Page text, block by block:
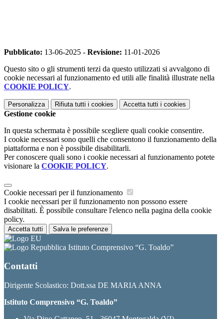
Pubblicato: 13-06-2025 - Revisione: 11-01-2026
Questo sito o gli strumenti terzi da questo utilizzati si avvalgono di
cookie necessari al funzionamento ed utili alle finalità illustrate nella
COOKIE POLICY.
Personalizza Rifiuta tutti i cookies Accetta tutti i cookies
Gestione cookie
In questa schermata è possibile scegliere quali cookie consentire.
I cookie necessari sono quelli che consentono il funzionamento della
piattaforma e non è possibile disabilitarli.
Per conoscere quali sono i cookie necessari al funzionamento potete
visionare la COOKIE POLICY.
Cookie necessari per il funzionamento
I cookie necessari per il funzionamento non possono essere
disabilitati. È possibile consultare l'elenco nella pagina della cookie
policy.
Accetta tutti Salva le preferenze
Istituto Comprensivo “G. Toaldo”
Contatti
Dirigente Scolastico: Dott.ssa DE MARIA ANNA
Istituto Comprensivo “G. Toaldo”